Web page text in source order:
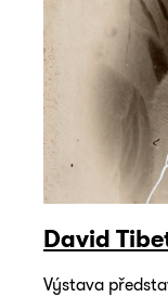
David
Výstava